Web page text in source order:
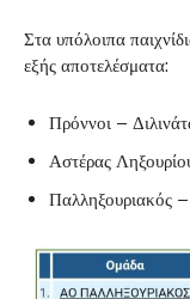
Στα υπόλοιπα
εξής αποτελέσματα:
Πρόννοι –
Αστέρας
Παλληξουριακός –